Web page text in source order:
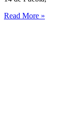
Read More »